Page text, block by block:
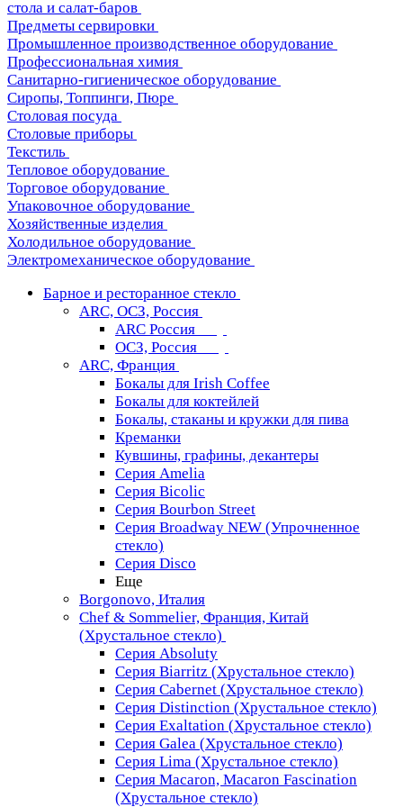
стола и салат-баров
Предметы сервировки
Промышленное производственное оборудование
Профессиональная химия
Санитарно-гигиеническое оборудование
Сиропы, Топпинги, Пюре
Столовая посуда
Столовые приборы
Текстиль
Тепловое оборудование
Торговое оборудование
Упаковочное оборудование
Хозяйственные изделия
Холодильное оборудование
Электромеханическое оборудование
Барное и ресторанное стекло
ARC, ОСЗ, Россия
ARC Россия
ОСЗ, Россия
ARC, Франция
Бокалы для Irish Coffee
Бокалы для коктейлей
Бокалы, стаканы и кружки для пива
Креманки
Кувшины, графины, декантеры
Серия Amelia
Серия Bicolic
Серия Bourbon Street
Серия Broadway NEW (Упрочненное
стекло)
Серия Disco
Еще
Borgonovo, Италия
Chef & Sommelier, Франция, Китай
(Хрустальное стекло)
Серия Absoluty
Серия Biarritz (Хрустальное стекло)
Серия Cabernet (Хрустальное стекло)
Серия Distinction (Хрустальное стекло)
Серия Exaltation (Хрустальное стекло)
Серия Galea (Хрустальное стекло)
Серия Lima (Хрустальное стекло)
Серия Macaron, Macaron Fascination
(Хрустальное стекло)